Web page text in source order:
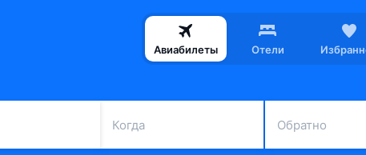
Авиабилеты Отели
Когда Обратно